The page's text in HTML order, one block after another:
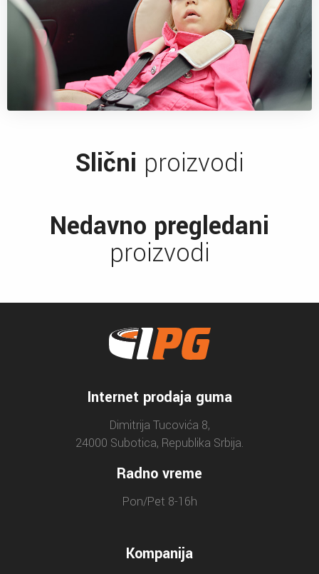
Slični proizvodi
Nedavno pregledani
proizvodi
Internet prodaja guma
Dimitrija Tucovića 8,
24000 Subotica, Republika Srbija.
Radno vreme
Pon/Pet 8-16h
Kompanija